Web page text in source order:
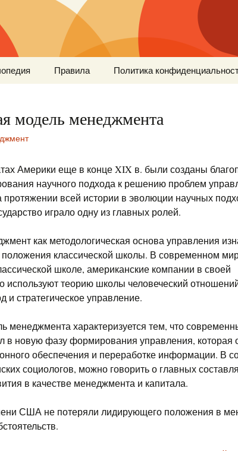
Правила Политика
модель менеджмента
Америки еще в конце XIX в. были созданы
научного подхода к решению проблем
протяжении всей истории в эволюции научных
играло одну из главных ролей.
как методологическая основа управления
классической школы. В современном
школе, американские компании в своей
используют теорию школы человеческий
и стратегическое управление.
менеджмента характеризуется тем, что
в новую фазу формирования управления, которая
обеспечения и переработке информации. В
социологов, можно говорить о главных
в качестве менеджмента и капитала.
США не потеряли лидирующего положения в